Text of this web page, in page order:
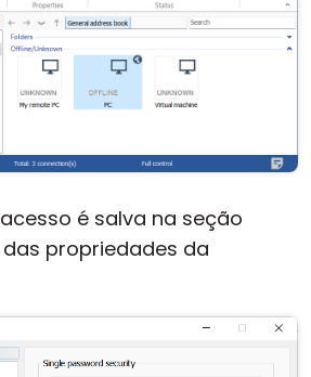
é salva na seção
das propriedades da